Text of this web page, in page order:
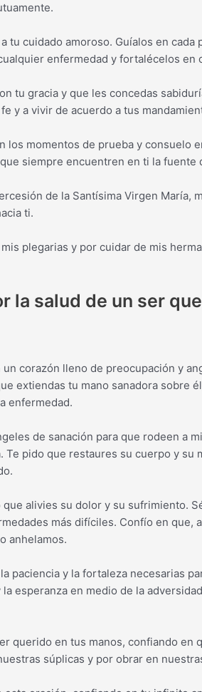
tu cuidado amoroso. Guíalos en
enfermedad y fortalécelos en
tu gracia y que les concedas
y a vivir de acuerdo a tus
los momentos de prueba y consuelo
siempre encuentren en ti la fuente
de la Santísima Virgen María,
ti.
plegarias y por cuidar de mis
la salud de un ser
corazón lleno de preocupación y
extiendas tu mano sanadora sobre
enfermedad.
de sanación para que rodeen a
pido que restaures su cuerpo y su
alivies su dolor y su sufrimiento.
más difíciles. Confío en que,
anhelamos.
paciencia y la fortaleza necesarias
esperanza en medio de la
querido en tus manos, confiando en
súplicas y por obrar en